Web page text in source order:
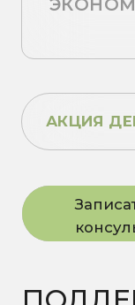
ОРГАНИЗМА
ОРВИ: